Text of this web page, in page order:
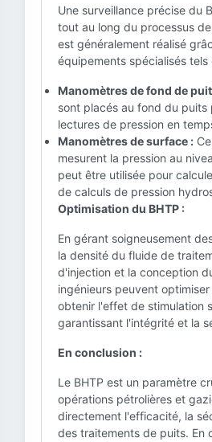
Une surveillance précise du
tout au long du processus
est généralement réalisé
équipements spécialisés tels
Manomètres de fond de
sont placés au fond du puits
lectures de pression en
Manomètres de surface :
mesurent la pression au
peut être utilisée pour
de calculs de pression
Optimisation du BHTP :
En gérant soigneusement
la densité du fluide de
d'injection et la conception
ingénieurs peuvent
obtenir l'effet de stimulation
garantissant l'intégrité et la
En conclusion :
Le BHTP est un paramètre
opérations pétrolières et
directement l'efficacité, la
des traitements de puits. En